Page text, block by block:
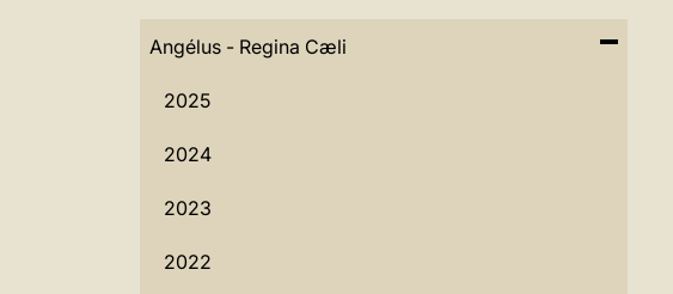
Angélus - Regina Cæli
2025
2024
2023
2022